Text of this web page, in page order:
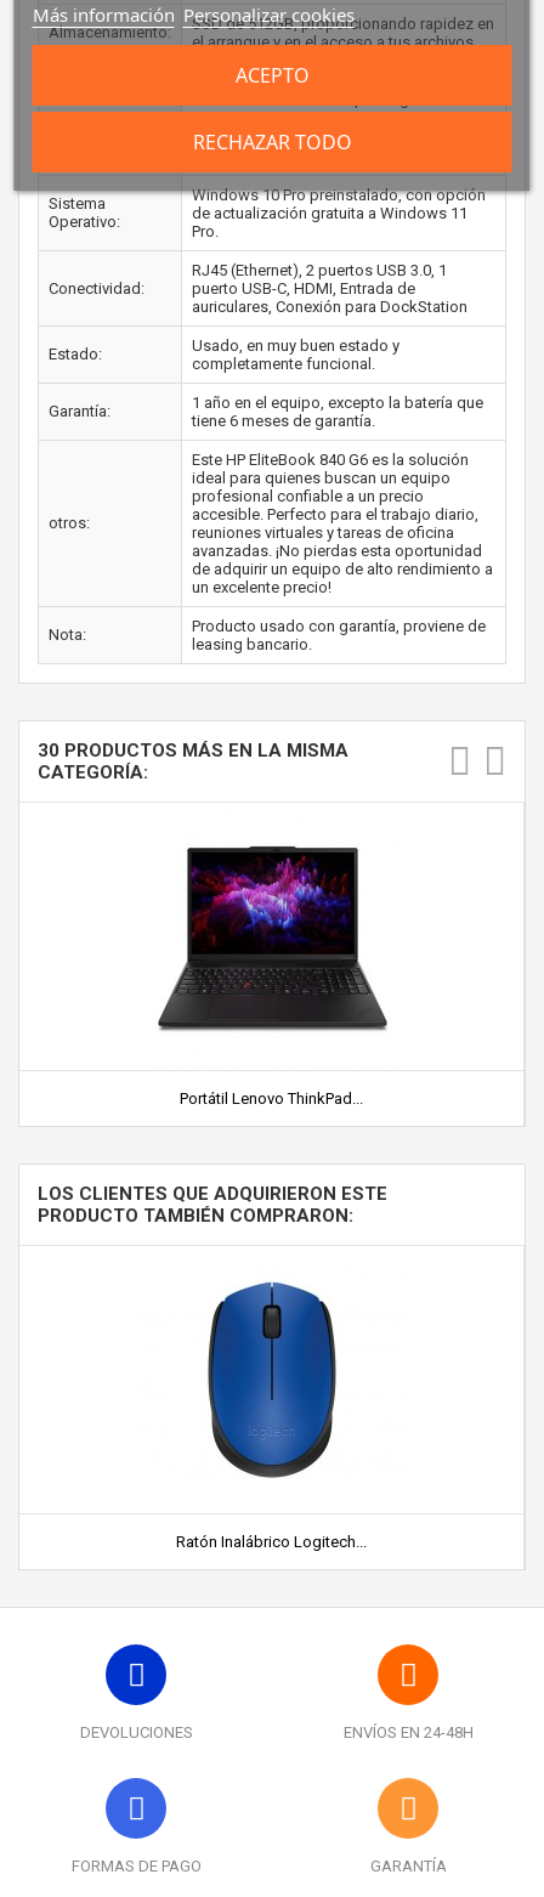
Almacenamiento:
SSD de 512GB, proporcionando rapidez en
el arranque y en el acceso a tus archivos.
14 pulgadas, perfecta para trabajar
Intel® UHD Graphics 620, ideal para tareas
Sistema
Operativo:
Windows 10 Pro preinstalado, con opción
de actualización gratuita a Windows 11
Pro.
Conectividad:
RJ45 (Ethernet), 2 puertos USB 3.0, 1
puerto USB-C, HDMI, Entrada de
auriculares, Conexión para DockStation
Estado:
Usado, en muy buen estado y
completamente funcional.
Garantía:
1 año en el equipo, excepto la batería que
tiene 6 meses de garantía.
otros:
Este HP EliteBook 840 G6 es la solución
ideal para quienes buscan un equipo
profesional confiable a un precio
accesible. Perfecto para el trabajo diario,
reuniones virtuales y tareas de oficina
avanzadas. ¡No pierdas esta oportunidad
de adquirir un equipo de alto rendimiento a
un excelente precio!
Nota:
Producto usado con garantía, proviene de
leasing bancario.
30 PRODUCTOS MÁS EN LA MISMA
CATEGORÍA:
Portátil Lenovo ThinkPad...
LOS CLIENTES QUE ADQUIRIERON ESTE
PRODUCTO TAMBIÉN COMPRARON:
Ratón Inalábrico Logitech...
DEVOLUCIONES ENVÍOS EN 24-48H
FORMAS DE PAGO GARANTÍA
Más información Personalizar cookies
RECHAZAR TODO
ACEPTO